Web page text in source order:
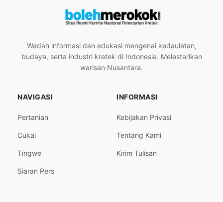
Wadah informasi dan edukasi mengenai kedaulatan,
budaya, serta industri kretek di Indonesia. Melestarikan
warisan Nusantara.
NAVIGASI
Pertanian
Cukai
Tingwe
Siaran Pers
INFORMASI
Kebijakan Privasi
Tentang Kami
Kirim Tulisan